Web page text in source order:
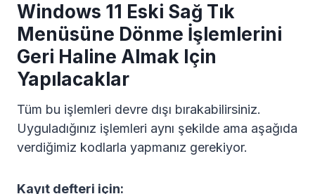
Windows 11 Eski Sağ Tık
Menüsüne Dönme İşlemlerini
Geri Haline Almak Için
Yapılacaklar
Tüm bu işlemleri devre dışı bırakabilirsiniz.
Uyguladığınız işlemleri aynı şekilde ama aşağıda
verdiğimiz kodlarla yapmanız gerekiyor.
Kayıt defteri için: